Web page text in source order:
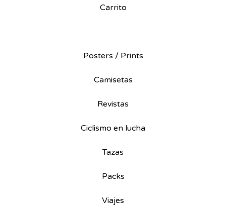
Carrito
Posters / Prints
Camisetas
Revistas
Ciclismo en lucha
Tazas
Packs
Viajes